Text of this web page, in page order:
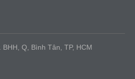
Q, Bình Tân, TP, HCM